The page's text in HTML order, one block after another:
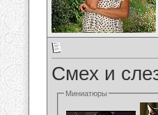
Смех и
Миниатюры